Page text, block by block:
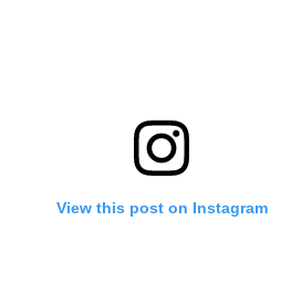
View this post on Instagram